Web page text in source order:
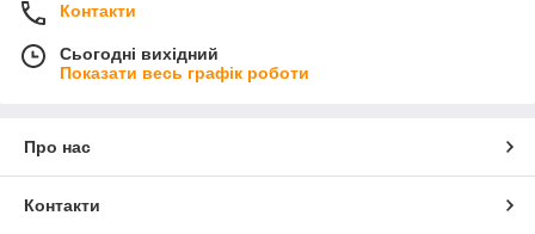
Контакти
Сьогодні вихідний
Показати весь графік роботи
Про нас
Контакти